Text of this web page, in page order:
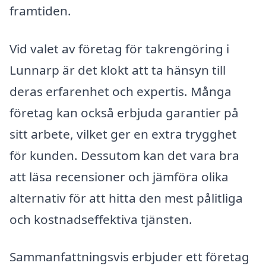
framtiden.
Vid valet av företag för takrengöring i
Lunnarp är det klokt att ta hänsyn till
deras erfarenhet och expertis. Många
företag kan också erbjuda garantier på
sitt arbete, vilket ger en extra trygghet
för kunden. Dessutom kan det vara bra
att läsa recensioner och jämföra olika
alternativ för att hitta den mest pålitliga
och kostnadseffektiva tjänsten.
Sammanfattningsvis erbjuder ett företag